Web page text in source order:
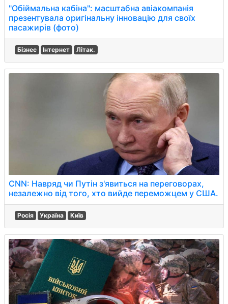
"Обіймальна кабіна": масштабна авіакомпанія
презентувала оригінальну інновацію для своїх
пасажирів (фото)
Бізнес Інтернет Літак.
CNN: Навряд чи Путін з'явиться на переговорах,
незалежно від того, хто вийде переможцем у США.
Росія Україна Київ